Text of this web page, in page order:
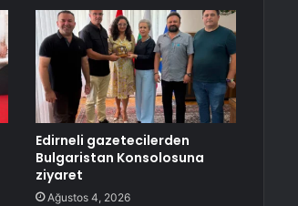
Edirneli gazetecilerden
Bulgaristan Konsolosuna
ziyaret
Ağustos 4, 2026